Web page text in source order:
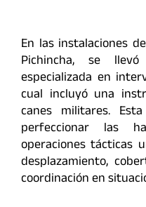
En las instalaciones
Pichincha, se
especializada en
cual incluyó una
canes militares.
perfeccionar las
operaciones tácticas
desplazamiento,
coordinación en